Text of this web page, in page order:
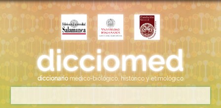
diccionario médico-biológico, histórico y etimológico